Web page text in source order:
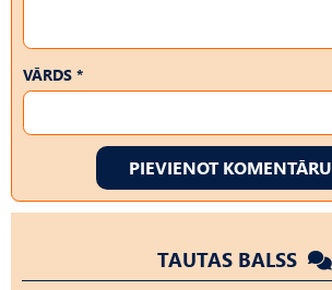
VĀRDS *
PIEVIENOT KOMENTĀRU
TAUTAS BALSS